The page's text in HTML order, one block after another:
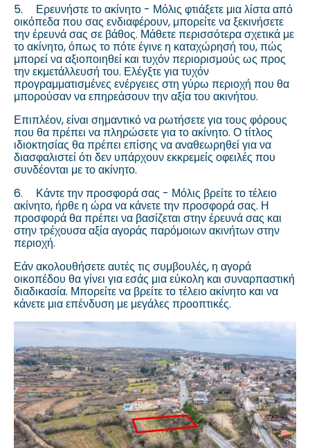
5.
Ερευνήστε το ακίνητο - Μόλις φτιάξετε μια λίστα από
οικόπεδα που σας ενδιαφέρουν, μπορείτε να ξεκινήσετε
την έρευνά σας σε βάθος. Μάθετε περισσότερα σχετικά με
το ακίνητο, όπως το πότε έγινε η καταχώρησή του, πώς
μπορεί να αξιοποιηθεί και τυχόν περιορισμούς ως προς
την εκμετάλλευσή του. Ελέγξτε για τυχόν
προγραμματισμένες ενέργειες στη γύρω περιοχή που θα
μπορούσαν να επηρεάσουν την αξία του ακινήτου.
Επιπλέον, είναι σημαντικό να ρωτήσετε για τους φόρους
που θα πρέπει να πληρώσετε για το ακίνητο. Ο τίτλος
ιδιοκτησίας θα πρέπει επίσης να αναθεωρηθεί για να
διασφαλιστεί ότι δεν υπάρχουν εκκρεμείς οφειλές που
συνδέονται με το ακίνητο.
6.
Κάντε την προσφορά σας - Μόλις βρείτε το τέλειο
ακίνητο, ήρθε η ώρα να κάνετε την προσφορά σας. Η
προσφορά θα πρέπει να βασίζεται στην έρευνά σας και
στην τρέχουσα αξία αγοράς παρόμοιων ακινήτων στην
περιοχή.
Εάν ακολουθήσετε αυτές τις συμβουλές, η αγορά
οικοπέδου θα γίνει για εσάς μια εύκολη και συναρπαστική
διαδικασία. Μπορείτε να βρείτε το τέλειο ακίνητο και να
κάνετε μια επένδυση με μεγάλες προοπτικές.